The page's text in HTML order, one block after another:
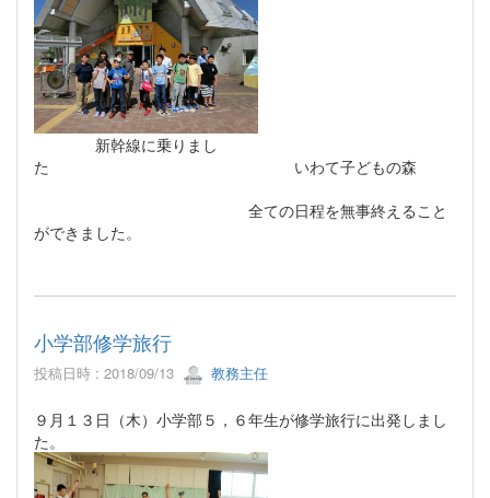
新幹線に乗りまし
た いわて子どもの森
全ての日程を無事終えること
ができました。
小学部修学旅行
投稿日時 : 2018/09/13 教務主任
９月１３日（木）小学部５，６年生が修学旅行に出発しまし
た。